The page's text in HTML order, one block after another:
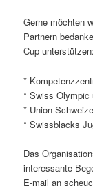
Gerne möchten
Partnern
Cup unterstützen:
*
* Swiss Olympic
* Union
* Swissblacks
Das
interessante
E-mail an